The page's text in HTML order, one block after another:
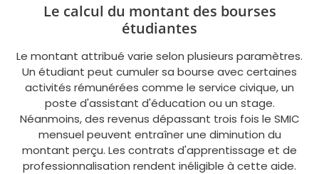
Le calcul du montant des bourses
étudiantes
Le montant attribué varie selon plusieurs paramètres.
Un étudiant peut cumuler sa bourse avec certaines
activités rémunérées comme le service civique, un
poste d'assistant d'éducation ou un stage.
Néanmoins, des revenus dépassant trois fois le SMIC
mensuel peuvent entraîner une diminution du
montant perçu. Les contrats d'apprentissage et de
professionnalisation rendent inéligible à cette aide.